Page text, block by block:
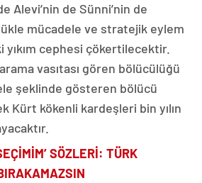
Alevi’nin de Sünni’nin de
mücadele ve stratejik eylem
yıkım cephesi çökertilecektir.
vasıtası gören bölücülüğü
şeklinde gösteren bölücü
Kürt kökenli kardeşleri bin yılın
SÖZLERİ: TÜRK